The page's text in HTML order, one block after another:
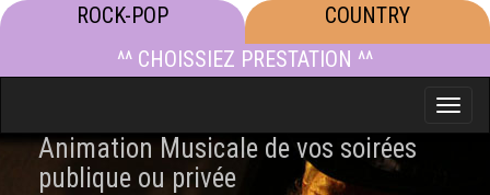
ROCK-POP
COUNTRY
^^ CHOISSIEZ PRESTATION ^^
Toggle
Animation Musicale de vos soirées
publique ou privée